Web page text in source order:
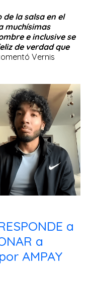
de la salsa en el
muchísimas
e inclusive se
de verdad que
Vernis
a
a
AMPAY